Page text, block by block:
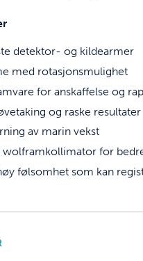
detektor- og kildearmer
med rotasjonsmulighet
for anskaffelse og
og raske resultater
av marin vekst
wolframkollimator for
følsomhet som kan